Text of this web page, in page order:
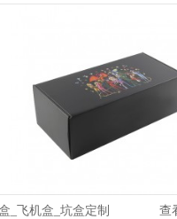
_飞机盒_坑盒定制 查